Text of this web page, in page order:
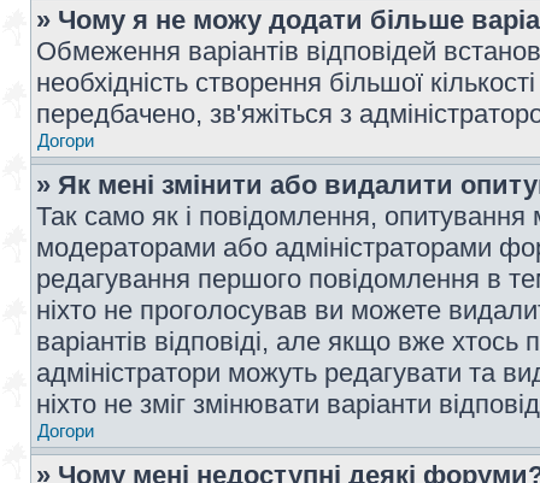
» Чому я не можу додати більше
Обмеження варіантів відповідей
необхідність створення більшої
передбачено, зв'яжіться з
Догори
» Як мені змінити або видалити
Так само як і повідомлення,
модераторами або адміністраторами
редагування першого повідомлення в
ніхто не проголосував ви можете
варіантів відповіді, але якщо вже
адміністратори можуть редагувати та
ніхто не зміг змінювати варіанти
Догори
» Чому мені недоступні деякі